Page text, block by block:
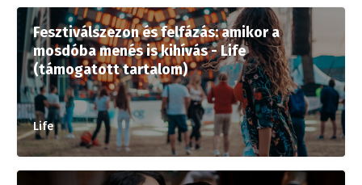
Fesztiválszezon és felfázás: amikor a
mosdóba menés is kihívás - Life
(támogatott tartalom)
Life